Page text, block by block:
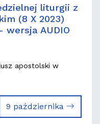
liturgii z
(8 X 2023)
wersja AUDIO
apostolski w
9 października